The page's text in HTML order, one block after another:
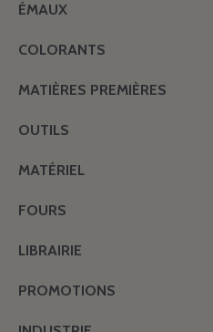
ÉMAUX
COLORANTS
MATIÈRES PREMIÈRES
OUTILS
MATÉRIEL
FOURS
LIBRAIRIE
PROMOTIONS